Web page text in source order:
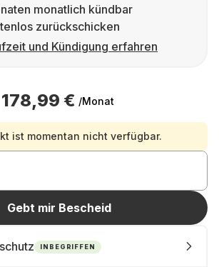
monatlich kündbar
zurückschicken
und Kündigung erfahren
178,99 € /Monat
ist momentan nicht verfügbar.
Gebt mir Bescheid
INBEGRIFFEN